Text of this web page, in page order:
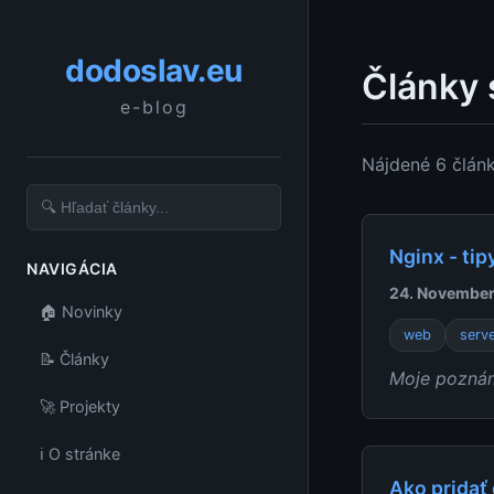
dodoslav.eu
e-blog
NAVIGÁCIA
🏠 Novinky
📝 Články
🚀 Projekty
ℹ️ O stránke
Články
Nájdené 6
Nginx -
24.
web
Moje
Ako pridať